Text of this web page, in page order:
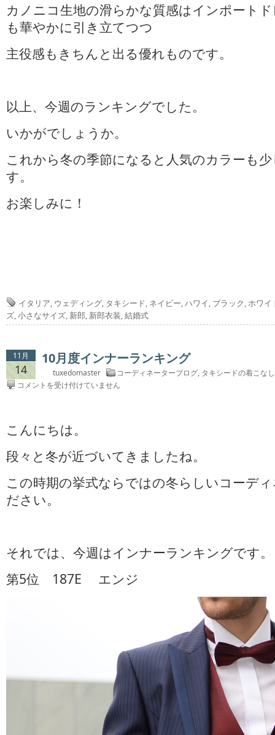
カノニコ生地の滑らかな質感はインポート
も華やかに引き立てつつ
主役感もきちんと出る優れものです。
以上、今週のランキングでした。
いかがでしょうか。
これから冬の季節になると人気のカラーも
す。
お楽しみに！
イタリア, ウェディング, タキシード, ネイビー,ハワイ, ブラック,ホワイ
ズ,小さなサイズ, 新郎, 新郎衣装,結婚式
11月
14
10月度インナーランキング
tuxedomaster コーディネーターブログ, タキシードの着こなし
10
ン
ー
ン
キ
ン
コメントを受け付けていません
こんにちは。
段々と冬が近づいてきましたね。
この時期の挙式ならではの冬らしいコーデ
ださい。
それでは、今週はインナーランキングです。
第5位 187E エンジ